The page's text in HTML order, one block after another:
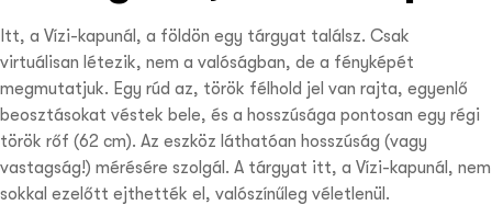
Itt, a Vízi-kapunál, a földön egy tárgyat találsz. Csak
virtuálisan létezik, nem a valóságban, de a fényképét
megmutatjuk. Egy rúd az, török félhold jel van rajta, egyenlő
beosztásokat véstek bele, és a hosszúsága pontosan egy régi
török rőf (62 cm). Az eszköz láthatóan hosszúság (vagy
vastagság!) mérésére szolgál. A tárgyat itt, a Vízi-kapunál, nem
sokkal ezelőtt ejthették el, valószínűleg véletlenül.